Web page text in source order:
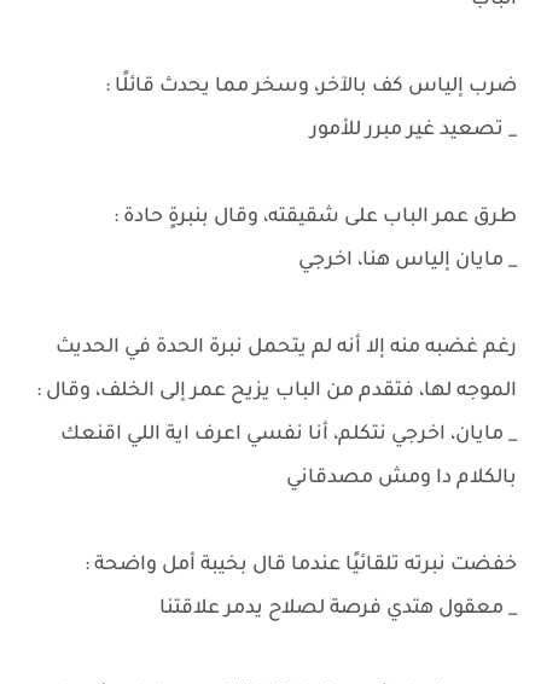
ضرب إلياس كف بالآخر، وسخر مما يحدث قائلًا :
_ تصعيد غير مبرر للأمور
طرق عمر الباب على شقيقته، وقال بنبرةٍ حادة :
_ مايان إلياس هنا، اخرجي
رغم غضبه منه إلا أنه لم يتحمل نبرة الحدة في الحديث
الموجه لها، فتقدم من الباب يزيح عمر إلى الخلف، وقال :
_ مايان، اخرجي نتكلم، أنا نفسي اعرف اية اللي اقنعك
بالكلام دا ومش مصدقاني
خفضت نبرته تلقائيًا عندما قال بخيبة أمل واضحة :
_ معقول هتدي فرصة لصلاح يدمر علاقتنا